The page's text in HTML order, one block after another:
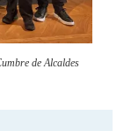
de Alcaldes